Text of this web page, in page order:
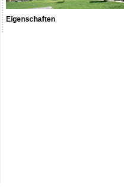
Eigenschaften